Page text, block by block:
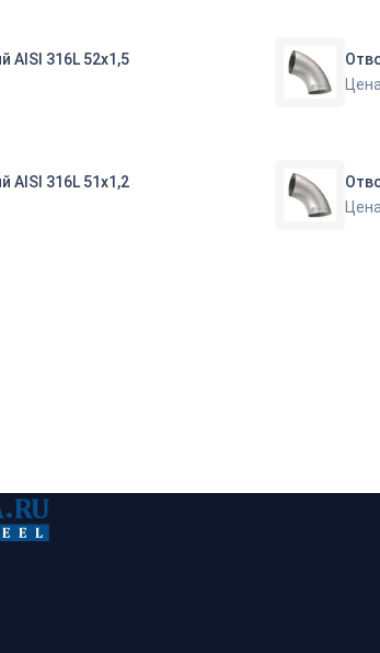
Отвод нержавеющий AISI 316L 52х1,5
Отвод нержавеющий AISI 316L 51х1,2